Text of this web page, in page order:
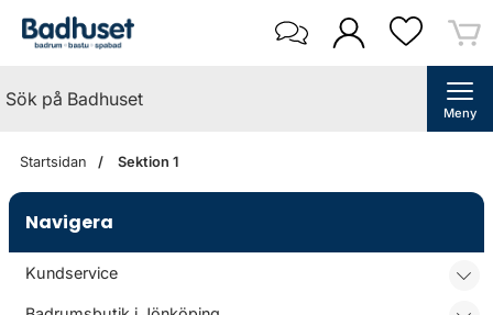
Meny
Startsidan Sektion 1
Navigera
Kundservice